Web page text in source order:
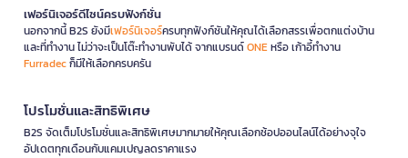
เฟอร์นิเจอร์ดีไซน์ครบฟังก์ชั่น
นอกจากนี้ B2S ยังมีเฟอร์นิเจอร์ครบทุกฟังก์ชันให้คุณได้เลือกสรรเพื่อตกแต่งบ้าน
และที่ทำงาน ไม่ว่าจะเป็นโต๊ะทำงานพับได้ จากแบรนด์ONEหรือ เก้าอี้ทำงาน
Furradecก็มีให้เลือกครบครัน
โปรโมชั่นและสิทธิพิเศษ
B2S จัดเต็มโปรโมชั่นและสิทธิพิเศษมากมายให้คุณเลือกช้อปออนไลน์ได้อย่างจุใจ
อัปเดตทุกเดือนกับแคมเปญลดราคาแรง